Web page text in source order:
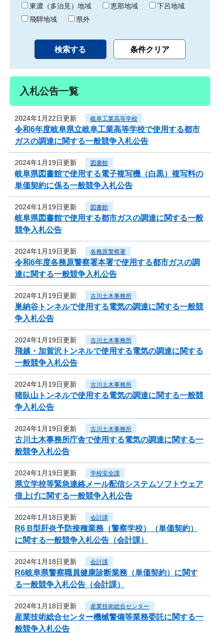
東濃（多治見）地域
恵那地域
下呂地域
飛騨地域
県外
入札公告一覧
2024年1月22日更新 岐阜工業高等学校
令和6年度岐阜県立岐阜工業高等学校で使用する都市
ガスの調達に関する一般競争入札公告
2024年1月19日更新 図書館
岐阜県図書館で使用する電子複写機（白黒）複写料の
単価契約に係る一般競争入札公告
2024年1月19日更新 図書館
岐阜県図書館で使用する都市ガスの調達に関する一般
競争入札公告
2024年1月19日更新 各務原警察署
令和6年度各務原警察署本署で使用する都市ガスの調
達に関する一般競争入札公告
2024年1月19日更新 古川土木事務所
巣納谷トンネルで使用する電気の調達に関する一般競
争入札公告
2024年1月19日更新 古川土木事務所
飛越・加賀沢トンネルで使用する電気の調達に関する
一般競争入札公告
2024年1月19日更新 古川土木事務所
猪臥山トンネルで使用する電気の調達に関する一般競
争入札公告
2024年1月19日更新 古川土木事務所
古川土木事務所庁舎で使用する電気の調達に関する一
般競争入札公告
2024年1月19日更新 学校安全課
県立学校等緊急連絡メール配信システムソフトウェア
借上げに関する一般競争入札公告
2024年1月18日更新 会計課
R6 B型肝炎予防接種業務（警察学校）（単価契約）
に関する一般競争入札公告（会計課）
2024年1月18日更新 会計課
R6岐阜県警察職員健康診断業務（単価契約）に関す
る一般競争入札公告（会計課）
2024年1月18日更新 産業技術総合センター
産業技術総合センター機械警備等業務委託に関する一
般競争入札公告